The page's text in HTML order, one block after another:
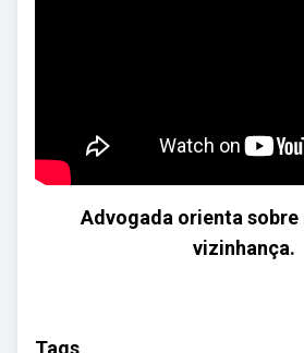
Advogada orienta
vizinhança.
Tags